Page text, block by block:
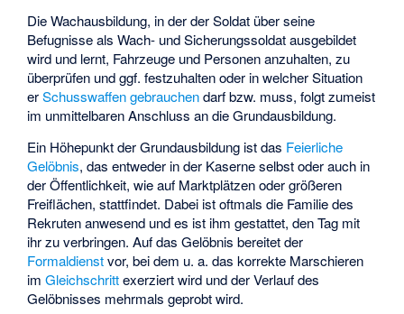
Die Wachausbildung, in der der Soldat über seine
Befugnisse als Wach- und Sicherungssoldat ausgebildet
wird und lernt, Fahrzeuge und Personen anzuhalten, zu
überprüfen und ggf. festzuhalten oder in welcher Situation
erSchusswaffen gebrauchendarf bzw. muss, folgt zumeist
im unmittelbaren Anschluss an die Grundausbildung.
Ein Höhepunkt der Grundausbildung ist das Feierliche
Gelöbnis, das entweder in der Kaserne selbst oder auch in
der Öffentlichkeit, wie auf Marktplätzen oder größeren
Freiflächen, stattfindet. Dabei ist oftmals die Familie des
Rekruten anwesend und es ist ihm gestattet, den Tag mit
ihr zu verbringen. Auf das Gelöbnis bereitet der
Formaldienstvor, bei dem u. a. das korrekte Marschieren
imGleichschrittexerziert wird und der Verlauf des
Gelöbnisses mehrmals geprobt wird.